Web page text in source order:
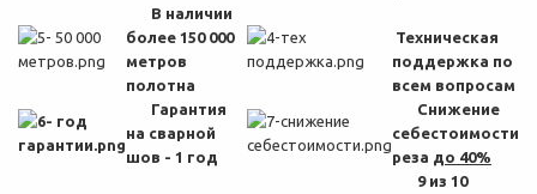
В наличии
более 150 000
метров
полотна
Техническая
поддержка по
всем вопросам
Гарантия
на сварной
шов - 1 год
Снижение
себестоимости
реза до 40%
9 из 10